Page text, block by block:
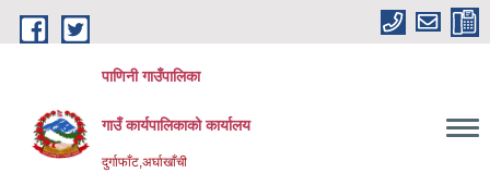
Skip to main content
पाणिनी गाउँपालिका
गाउँ कार्यपालिकाको कार्यालय
दुर्गाफाँट,अर्घाखाँची